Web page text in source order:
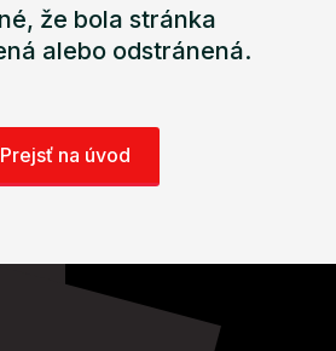
že bola stránka
alebo odstránená.
Prejsť na úvod